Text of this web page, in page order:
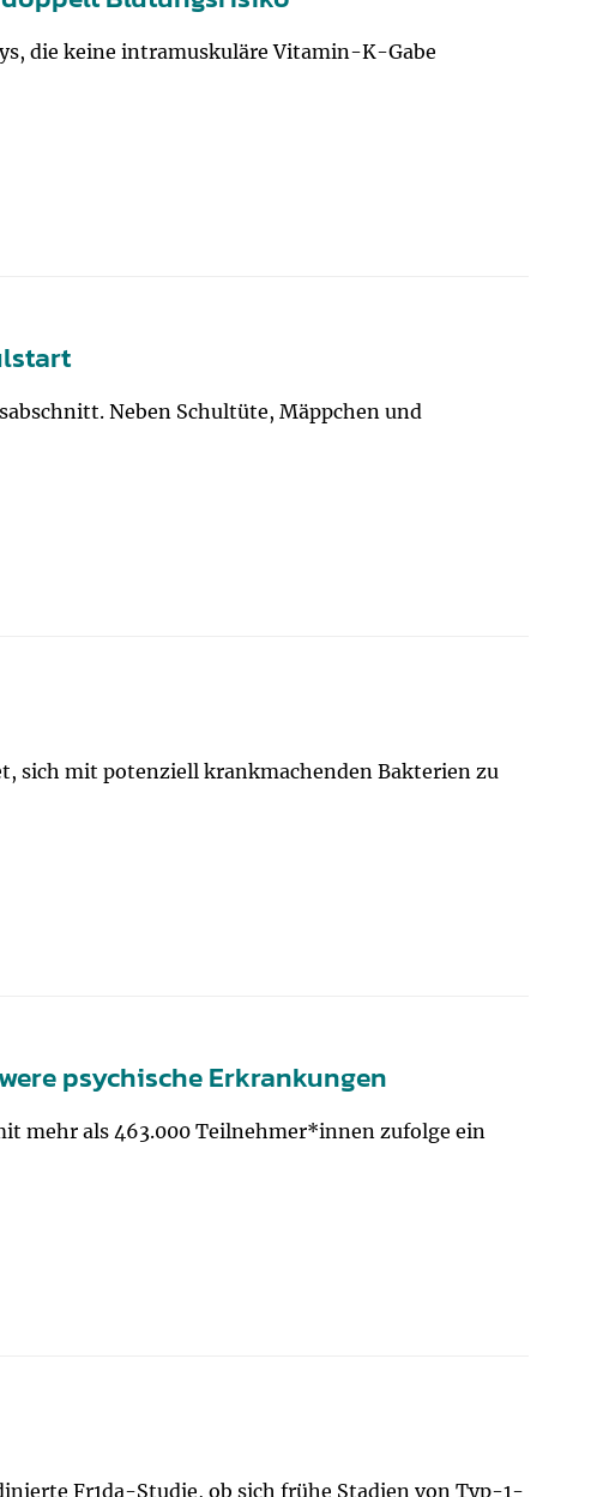
die keine intramuskuläre Vitamin-K-Gabe
Neben Schultüte, Mäppchen und
sich mit potenziell krankmachenden Bakterien zu
psychische Erkrankungen
mehr als 463.000 Teilnehmer*innen zufolge ein
Fr1da-Studie, ob sich frühe Stadien von Typ-1-